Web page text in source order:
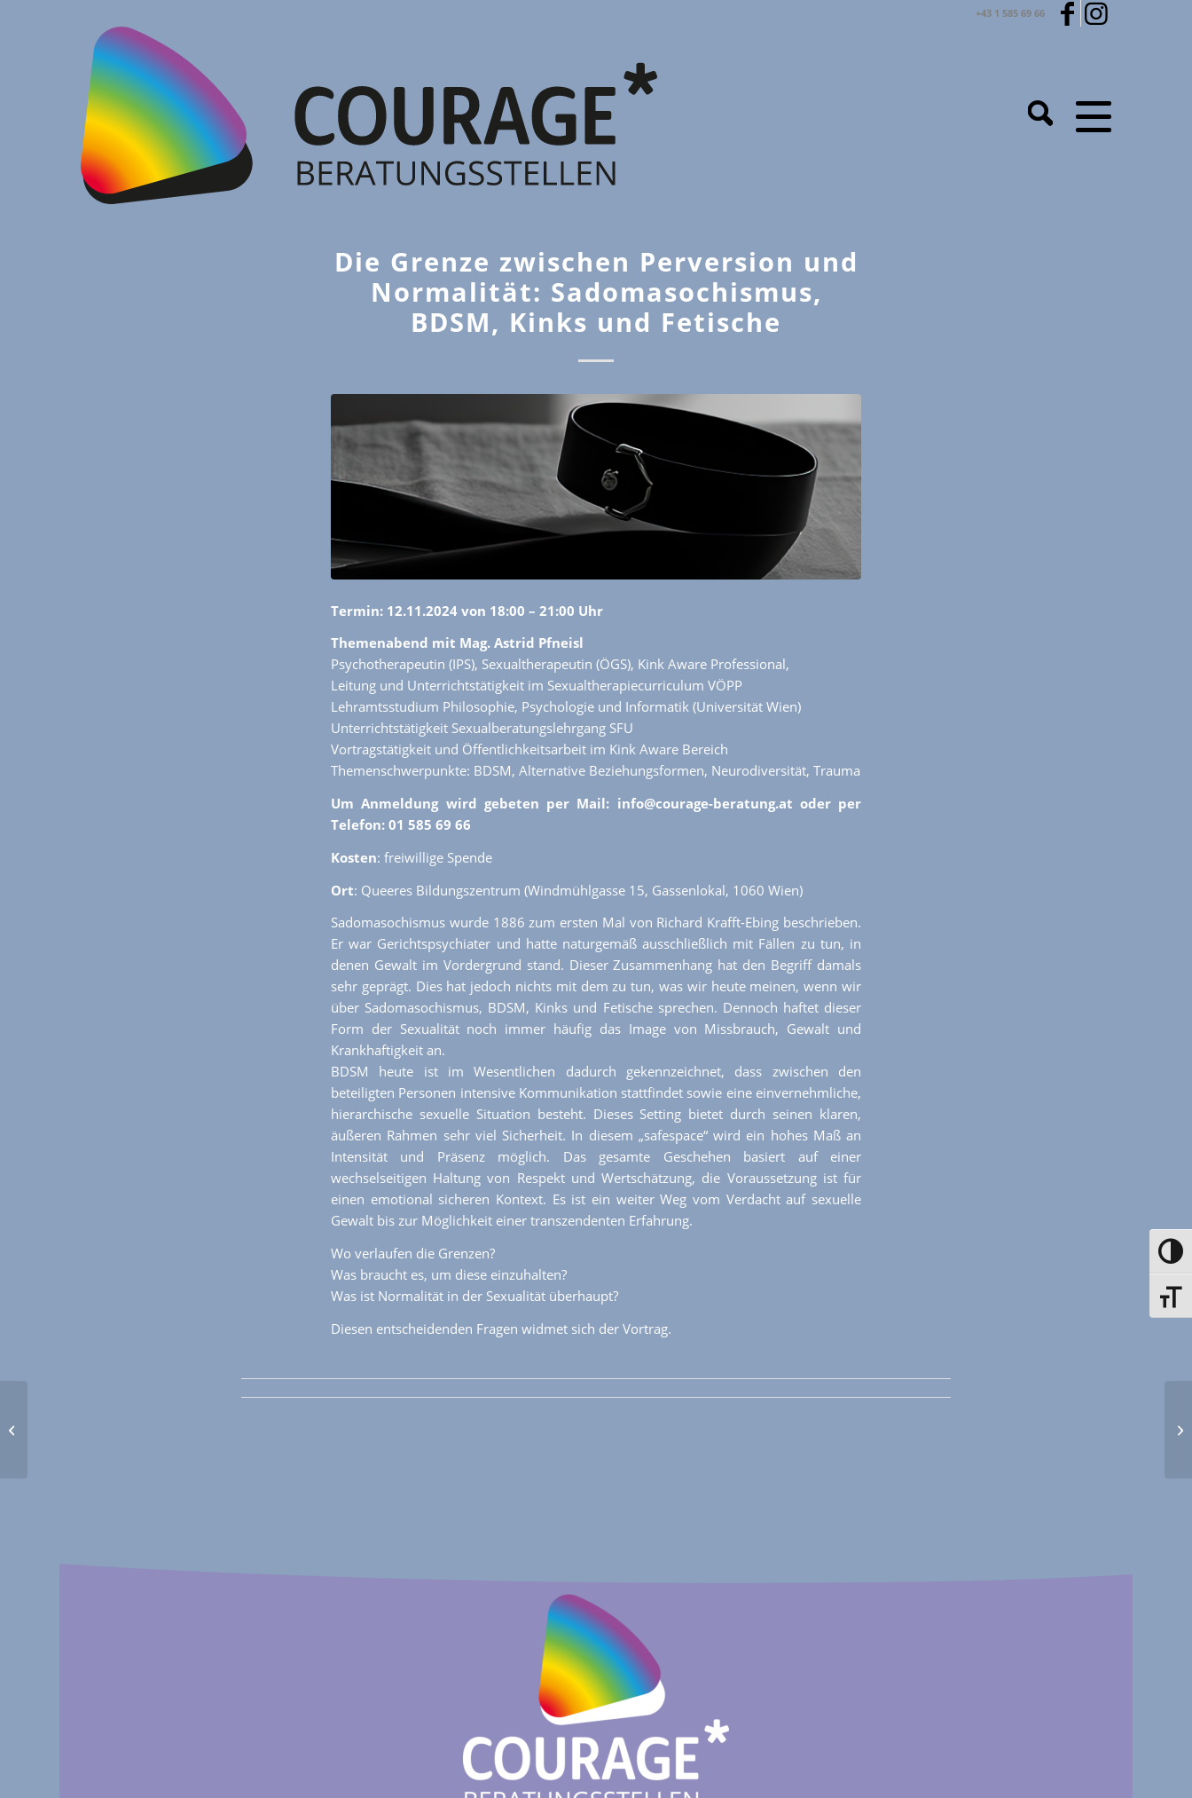
+43 1 585 69 66
Die Grenze zwischen Perversion und
Normalität: Sadomasochismus,
BDSM, Kinks und Fetische
Termin: 12.11.2024 von 18:00 – 21:00 Uhr
Themenabend mit Mag. Astrid Pfneisl
Psychotherapeutin (IPS), Sexualtherapeutin (ÖGS), Kink Aware Professional,
Leitung und Unterrichtstätigkeit im Sexualtherapiecurriculum VÖPP
Lehramtsstudium Philosophie, Psychologie und Informatik (Universität Wien)
Unterrichtstätigkeit Sexualberatungslehrgang SFU
Vortragstätigkeit und Öffentlichkeitsarbeit im Kink Aware Bereich
Themenschwerpunkte: BDSM, Alternative Beziehungsformen, Neurodiversität, Trauma
Um Anmeldung wird gebeten per Mail: info@courage-beratung.at oder per
Telefon: 01 585 69 66
Kosten: freiwillige Spende
Ort: Queeres Bildungszentrum (Windmühlgasse 15, Gassenlokal, 1060 Wien)
Sadomasochismus wurde 1886 zum ersten Mal von Richard Krafft-Ebing beschrieben.
Er war Gerichtspsychiater und hatte naturgemäß ausschließlich mit Fällen zu tun, in
denen Gewalt im Vordergrund stand. Dieser Zusammenhang hat den Begriff damals
sehr geprägt. Dies hat jedoch nichts mit dem zu tun, was wir heute meinen, wenn wir
über Sadomasochismus, BDSM, Kinks und Fetische sprechen. Dennoch haftet dieser
Form der Sexualität noch immer häufig das Image von Missbrauch, Gewalt und
Krankhaftigkeit an.
BDSM heute ist im Wesentlichen dadurch gekennzeichnet, dass zwischen den
beteiligten Personen intensive Kommunikation stattfindet sowie eine einvernehmliche,
hierarchische sexuelle Situation besteht. Dieses Setting bietet durch seinen klaren,
äußeren Rahmen sehr viel Sicherheit. In diesem „safespace“ wird ein hohes Maß an
Intensität und Präsenz möglich. Das gesamte Geschehen basiert auf einer
wechselseitigen Haltung von Respekt und Wertschätzung, die Voraussetzung ist für
einen emotional sicheren Kontext. Es ist ein weiter Weg vom Verdacht auf sexuelle
Gewalt bis zur Möglichkeit einer transzendenten Erfahrung.
Wo verlaufen die Grenzen?
Was braucht es, um diese einzuhalten?
Was ist Normalität in der Sexualität überhaupt?
Diesen entscheidenden Fragen widmet sich der Vortrag.